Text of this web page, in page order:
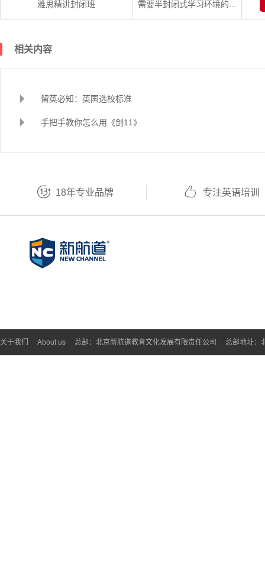
雅思精讲封闭班 需要半封闭式学习环境的...
相关内容
留英必知：英国选校标准
手把手教你怎么用《剑11》
18年专业品牌 专注英语培训
关于我们 About us 总部：北京新航道教育文化发展有限责任公司 总部地址：